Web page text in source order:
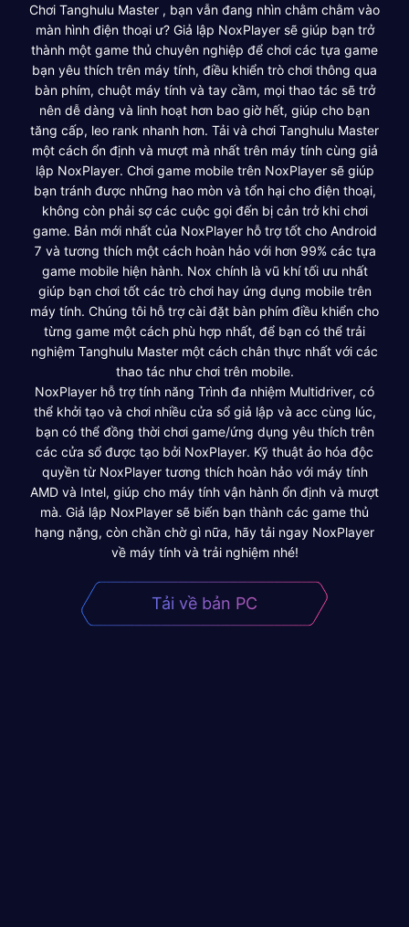
Chơi Tanghulu Master , bạn vẫn đang nhìn chằm chằm vào
màn hình điện thoại ư? Giả lập NoxPlayer sẽ giúp bạn trở
thành một game thủ chuyên nghiệp để chơi các tựa game
bạn yêu thích trên máy tính, điều khiển trò chơi thông qua
bàn phím, chuột máy tính và tay cầm, mọi thao tác sẽ trở
nên dễ dàng và linh hoạt hơn bao giờ hết, giúp cho bạn
tăng cấp, leo rank nhanh hơn. Tải và chơi Tanghulu Master
một cách ổn định và mượt mà nhất trên máy tính cùng giả
lập NoxPlayer. Chơi game mobile trên NoxPlayer sẽ giúp
bạn tránh được những hao mòn và tổn hại cho điện thoại,
không còn phải sợ các cuộc gọi đến bị cản trở khi chơi
game. Bản mới nhất của NoxPlayer hỗ trợ tốt cho Android
7 và tương thích một cách hoàn hảo với hơn 99% các tựa
game mobile hiện hành. Nox chính là vũ khí tối ưu nhất
giúp bạn chơi tốt các trò chơi hay ứng dụng mobile trên
máy tính. Chúng tôi hỗ trợ cài đặt bàn phím điều khiển cho
từng game một cách phù hợp nhất, để bạn có thể trải
nghiệm Tanghulu Master một cách chân thực nhất với các
thao tác như chơi trên mobile.
NoxPlayer hỗ trợ tính năng Trình đa nhiệm Multidriver, có
thể khởi tạo và chơi nhiều cửa sổ giả lập và acc cùng lúc,
bạn có thể đồng thời chơi game/ứng dụng yêu thích trên
các cửa sổ được tạo bởi NoxPlayer. Kỹ thuật ảo hóa độc
quyền từ NoxPlayer tương thích hoàn hảo với máy tính
AMD và Intel, giúp cho máy tính vận hành ổn định và mượt
mà. Giả lập NoxPlayer sẽ biến bạn thành các game thủ
hạng nặng, còn chần chờ gì nữa, hãy tải ngay NoxPlayer
về máy tính và trải nghiệm nhé!
Tải về bản PC